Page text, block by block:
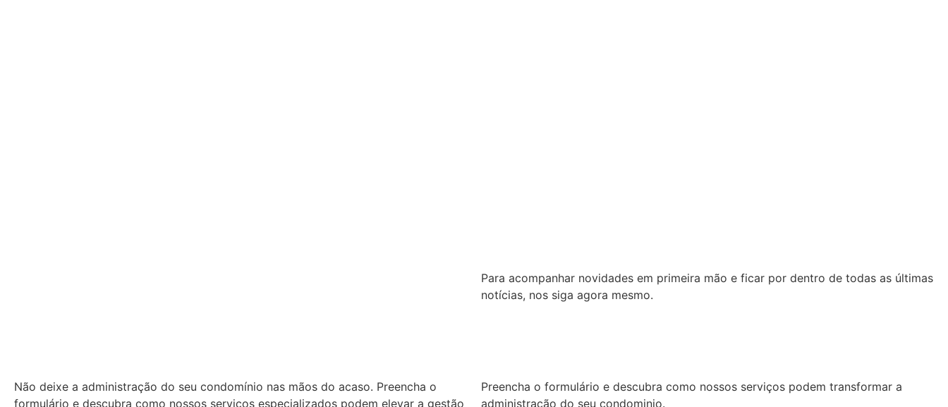
Para acompanhar novidades em primeira mão e ficar por dentro de todas as últimas
notícias, nos siga agora mesmo.
Não deixe a administração do seu condomínio nas mãos do acaso. Preencha o
formulário e descubra como nossos serviços especializados podem elevar a gestão
Preencha o formulário e descubra como nossos serviços podem transformar a
administração do seu condominio.